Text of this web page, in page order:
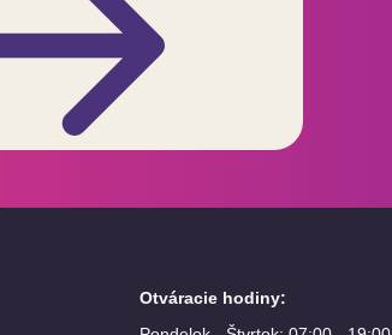
Otváracie hodiny: